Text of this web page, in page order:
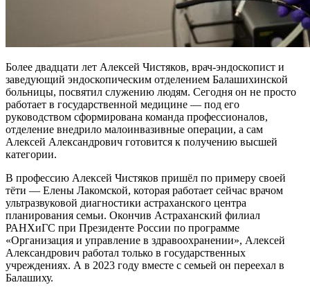
Более двадцати лет Алексей Чистяков, врач-эндоскопист и
заведующий эндоскопическим отделением Балашихинской
больницы, посвятил служению людям. Сегодня он не просто
работает в государственной медицине — под его
руководством сформирована команда профессионалов,
отделение внедрило малоинвазивные операции, а сам
Алексей Александрович готовится к получению высшей
категории.
В профессию Алексей Чистяков пришёл по примеру своей
тёти — Елены Лакомской, которая работает сейчас врачом
ультразвуковой диагностики астраханского центра
планирования семьи. Окончив Астраханский филиал
РАНХиГС при Президенте России по программе
«Организация и управление в здравоохранении», Алексей
Александрович работал только в государственных
учреждениях. А в 2023 году вместе с семьей он переехал в
Балашиху.